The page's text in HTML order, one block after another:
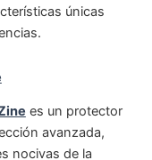
únicas
es un protector
avanzada,
nocivas de la